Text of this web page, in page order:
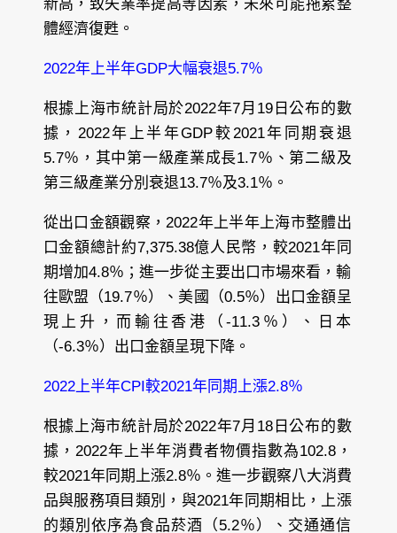
新高，致失業率提高等因素，未來可能拖累整
體經濟復甦。
2022年上半年GDP大幅衰退5.7％
根據上海市統計局於2022年7月19日公布的數
據，2022年上半年GDP較2021年同期衰退
5.7％，其中第一級產業成長1.7％、第二級及
第三級產業分別衰退13.7％及3.1％。
從出口金額觀察，2022年上半年上海市整體出
口金額總計約7,375.38億人民幣，較2021年同
期增加4.8％；進一步從主要出口市場來看，輸
往歐盟（19.7％）、美國（0.5％）出口金額呈
現上升，而輸往香港（-11.3％）、日本
（-6.3％）出口金額呈現下降。
2022上半年CPI較2021年同期上漲2.8％
根據上海市統計局於2022年7月18日公布的數
據，2022年上半年消費者物價指數為102.8，
較2021年同期上漲2.8％。進一步觀察八大消費
品與服務項目類別，與2021年同期相比，上漲
的類別依序為食品菸酒（5.2％）、交通通信